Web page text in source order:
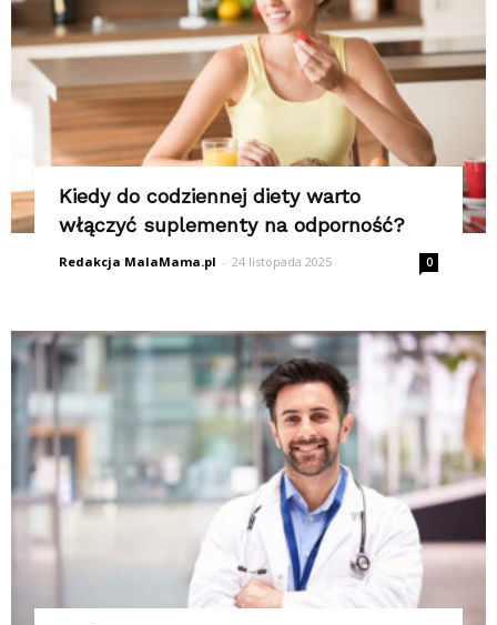
Kiedy do codziennej diety warto
włączyć suplementy na odporność?
Redakcja MalaMama.pl - 24 listopada 2025 0